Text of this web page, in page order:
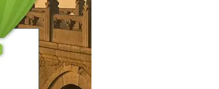
coreldraw x4破解 cdr x4破解